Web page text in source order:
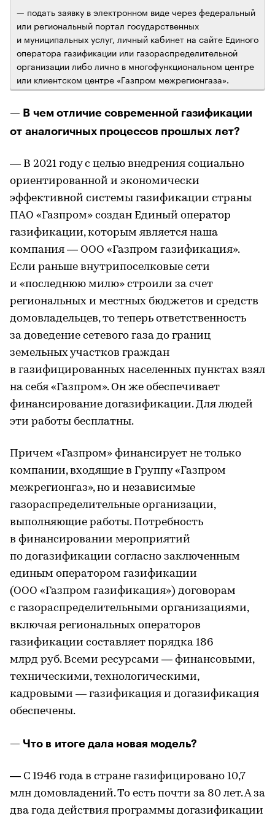
— подать заявку в электронном виде через федеральный
или региональный портал государственных
и муниципальных услуг, личный кабинет на сайте Единого
оператора газификации или газораспределительной
организации либо лично в многофункциональном центре
или клиентском центре «Газпром межрегионгаза».
— В чем отличие современной газификации
от аналогичных процессов прошлых лет?
— В 2021 году с целью внедрения социально
ориентированной и экономически
эффективной системы газификации страны
ПАО «Газпром» создан Единый оператор
газификации, которым является наша
компания — ООО «Газпром газификация».
Если раньше внутрипоселковые сети
и «последнюю милю» строили за счет
региональных и местных бюджетов и средств
домовладельцев, то теперь ответственность
за доведение сетевого газа до границ
земельных участков граждан
в газифицированных населенных пунктах взял
на себя «Газпром». Он же обеспечивает
финансирование догазификации. Для людей
эти работы бесплатны.
Причем «Газпром» финансирует не только
компании, входящие в Группу «Газпром
межрегионгаз», но и независимые
газораспределительные организации,
выполняющие работы. Потребность
в финансировании мероприятий
по догазификации согласно заключенным
единым оператором газификации
(ООО «Газпром газификация») договорам
с газораспределительными организациями,
включая региональных операторов
газификации составляет порядка 186
млрд руб. Всеми ресурсами — финансовыми,
техническими, технологическими,
кадровыми — газификация и догазификация
обеспечены.
— Что в итоге дала новая модель?
— С 1946 года в стране газифицировано 10,7
млн домовладений. То есть почти за 80 лет. А за
два года действия программы догазификации